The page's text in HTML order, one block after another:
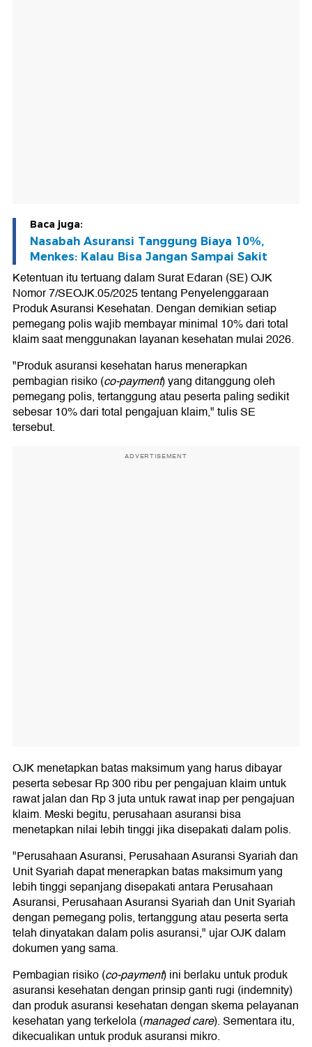
Baca juga:
Nasabah Asuransi Tanggung Biaya 10%,
Menkes: Kalau Bisa Jangan Sampai Sakit
Ketentuan itu tertuang dalam Surat Edaran (SE) OJK
Nomor 7/SEOJK.05/2025 tentang Penyelenggaraan
Produk Asuransi Kesehatan. Dengan demikian setiap
pemegang polis wajib membayar minimal 10% dari total
klaim saat menggunakan layanan kesehatan mulai 2026.
"Produk asuransi kesehatan harus menerapkan
pembagian risiko (co-payment) yang ditanggung oleh
pemegang polis, tertanggung atau peserta paling sedikit
sebesar 10% dari total pengajuan klaim," tulis SE
tersebut.
ADVERTISEMENT
OJK menetapkan batas maksimum yang harus dibayar
peserta sebesar Rp 300 ribu per pengajuan klaim untuk
rawat jalan dan Rp 3 juta untuk rawat inap per pengajuan
klaim. Meski begitu, perusahaan asuransi bisa
menetapkan nilai lebih tinggi jika disepakati dalam polis.
"Perusahaan Asuransi, Perusahaan Asuransi Syariah dan
Unit Syariah dapat menerapkan batas maksimum yang
lebih tinggi sepanjang disepakati antara Perusahaan
Asuransi, Perusahaan Asuransi Syariah dan Unit Syariah
dengan pemegang polis, tertanggung atau peserta serta
telah dinyatakan dalam polis asuransi," ujar OJK dalam
dokumen yang sama.
Pembagian risiko (co-payment) ini berlaku untuk produk
asuransi kesehatan dengan prinsip ganti rugi (indemnity)
dan produk asuransi kesehatan dengan skema pelayanan
kesehatan yang terkelola (managed care). Sementara itu,
dikecualikan untuk produk asuransi mikro.